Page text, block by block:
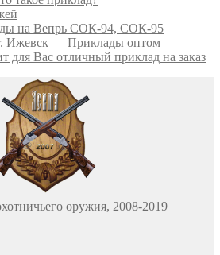
на Вепрь СОК-94, СОК-95
— Приклады оптом
для Вас отличный приклад на заказ
оружия, 2008-2019